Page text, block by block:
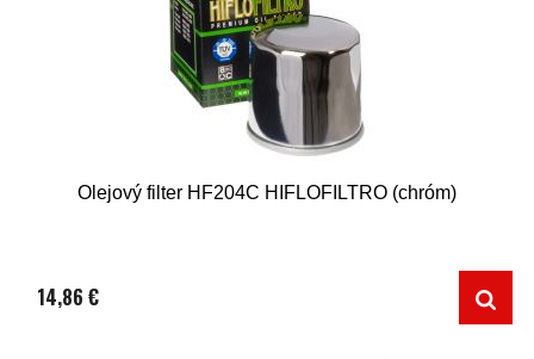
Olejový filter HF204C HIFLOFILTRO (chróm)
14,86 €